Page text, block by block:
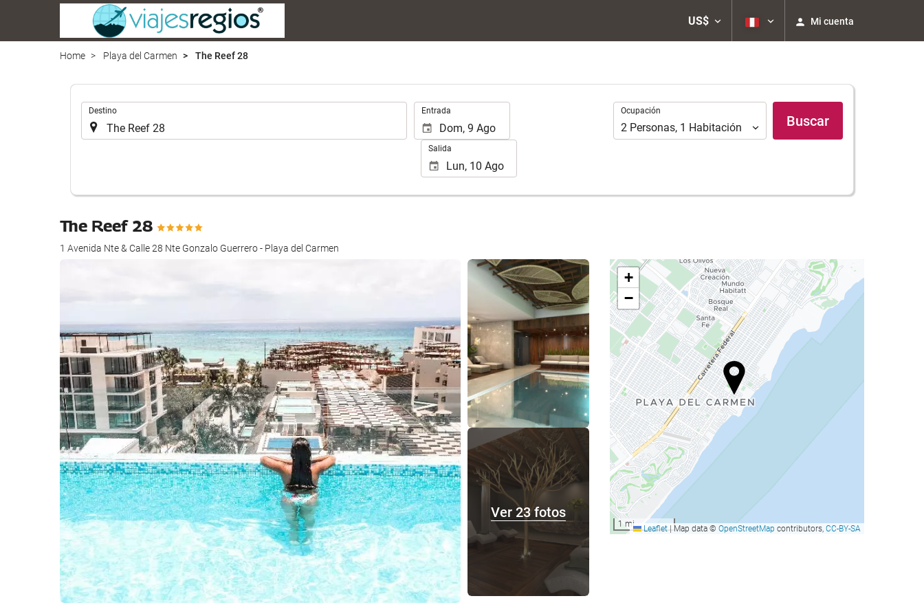
US$ Mi cuenta
Home Playa del Carmen The Reef 28
Destino Entrada
Salida
Ocupación
Ocupación
2 Personas, 1 Habitación Buscar
The Reef 28
1 Avenida Nte & Calle 28 Nte Gonzalo Guerrero - Playa del Carmen
Ver 23 fotos
Ver 23 fotos
+
−
1 mi Leaflet |Map data © OpenStreetMap contributors, CC-BY-SA